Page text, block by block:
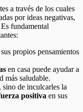
a través de los cuales
por ideas negativas,
fundamental
propios pensamientos
en casa puede ayudar a
más saludable.
sino de inculcarles la
positiva en sus